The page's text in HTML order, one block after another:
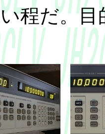
程だ。目